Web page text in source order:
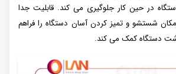
در حین کار جلوگیری می کند. قابلیت جدا
شستشو و تمیز کردن آسان دستگاه را فراهم
دستگاه کمک می کند.